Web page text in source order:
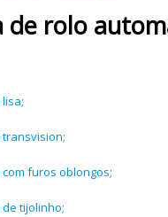
rolo
;
;
furos oblongos;
tijolinho;